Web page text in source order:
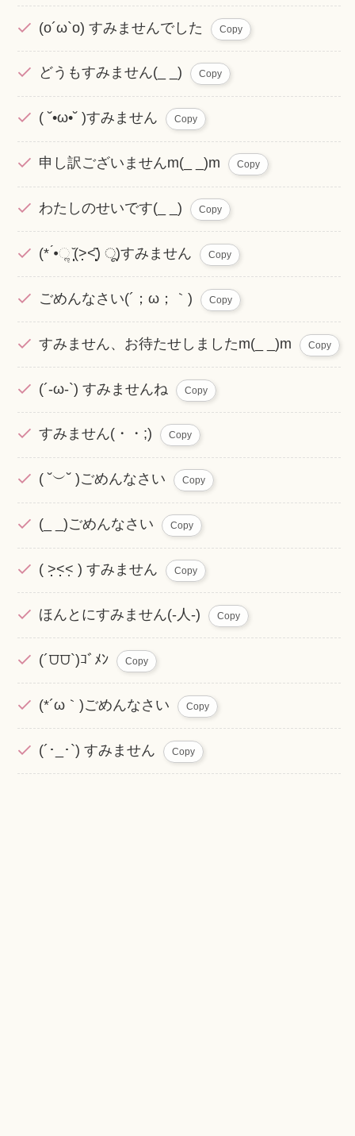
(o´ω`o) すみませんでした Copy
どうもすみません(_ _) Copy
( ˘•ω•˘ )すみません Copy
申し訳ございませんm(_ _)m Copy
わたしのせいです(_ _) Copy
(* ́•ૢ ̩̩̩̆(˃̣̣̣̣̣̣̣̣̣̣̣̣̣̣̣˂̩̩̩̩͂) ू)すみません Copy
ごめんなさい(´；ω；｀) Copy
すみません、お待たせしましたm(_ _)m Copy
(´-ω-`) すみませんね Copy
すみません(・・;) Copy
( ˘︶˘ )ごめんなさい Copy
(_ _)ごめんなさい Copy
( ˃̣̣̣̣̣̣̣̣̣̣̣̣̣̣̣̣̣̣˂̣̣̣̣˂̣ ) すみません Copy
ほんとにすみません(-人-) Copy
(´⩌⩌`)ｺﾞﾒﾝ Copy
(*´ω｀)ごめんなさい Copy
(´･_･`) すみません Copy